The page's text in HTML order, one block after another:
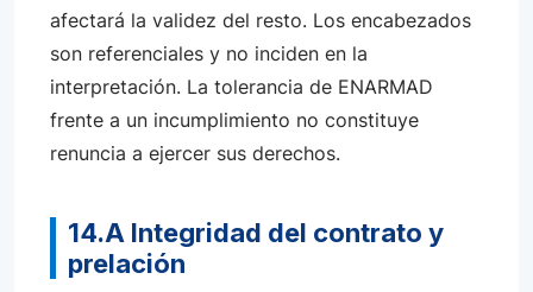
afectará la validez del resto. Los encabezados
son referenciales y no inciden en la
interpretación. La tolerancia de ENARMAD
frente a un incumplimiento no constituye
renuncia a ejercer sus derechos.
14.A Integridad del contrato y
prelación